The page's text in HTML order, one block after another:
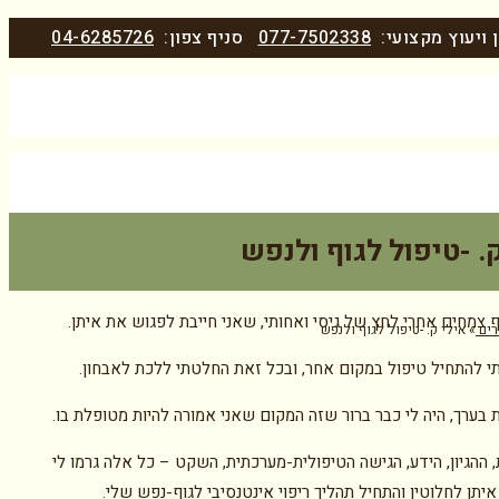
ויעוץ מקצועי: 077-7502338 סניף צפון: 04-6285726
-טיפול לגוף ולנפש
»אילי ק. -טיפול לגוף ולנפש
צמחים אחרי לחץ של גיסי ואחותי, שאני חייבת לפגוש את איתן.
להתחיל טיפול במקום אחר, ובכל זאת החלטתי ללכת לאבחון.
ההגיון, הידע, הגישה הטיפולית-מערכתית, השקט – כל אלה גרמו לי
לחלוטין והתחיל תהליך ריפוי אינטנסיבי לגוף-נפש שלי.